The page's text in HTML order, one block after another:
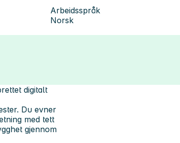
Arbeidsspråk
Norsk
digitalt
Du evner
med tett
gjennom